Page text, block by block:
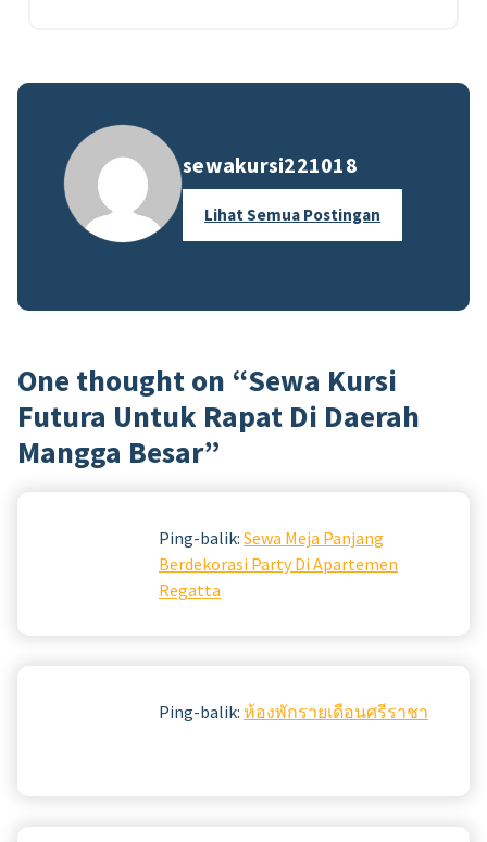
sewakursi221018
Lihat Semua Postingan
One thought on “Sewa Kursi
Futura Untuk Rapat Di Daerah
Mangga Besar”
Ping-balik: Sewa Meja Panjang
Berdekorasi Party Di Apartemen
Regatta
Ping-balik: ห้องพักรายเดือนศรีราชา